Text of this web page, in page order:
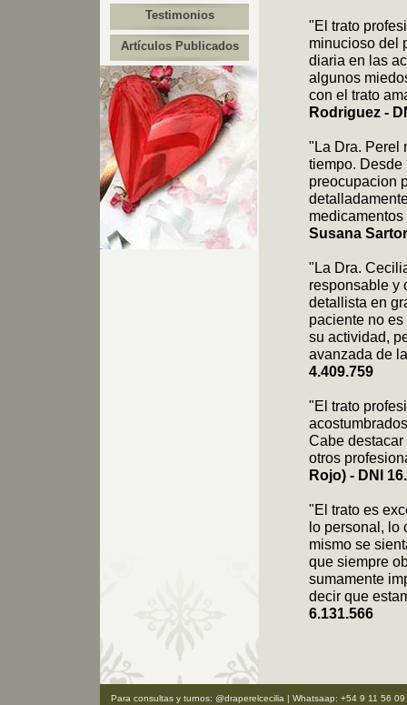
Testimonios
Artículos Publicados
"El trato
minucioso del
diaria en las
algunos
con el trato
Rodriguez -
"La Dra. Perel
tiempo. Desde
preocupacion
Susana
"La Dra.
responsable y
detallista en
paciente no
su actividad,
avanzada de
4.409.759
"El trato
Cabe
otros
Rojo) - DNI
"El trato es
lo personal, lo
mismo se
que siempre
sumamente
decir que
6.131.566
Para consultas y turnos: @draperelcecilia | Whatsaap: +54 9 11 56